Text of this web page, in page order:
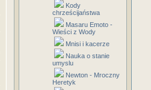
Kody
chrześcijaństwa
Masaru Emoto -
Wieści z Wody
Mnisi i kacerze
Nauka o stanie
umyslu
Newton - Mroczny
Heretyk